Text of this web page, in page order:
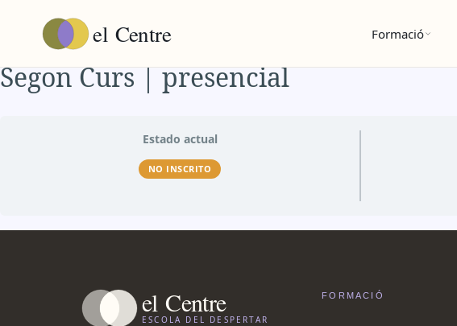
el Centre Formació
Segon Curs | presencial
Estado actual
NO INSCRITO
el Centre
ESCOLA DEL DESPERTAR
FORMACIÓ